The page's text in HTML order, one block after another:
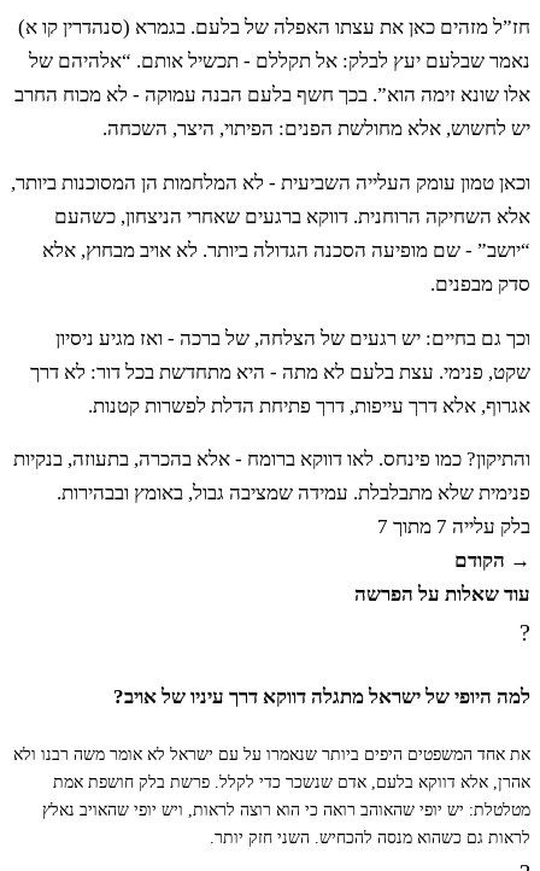
יט וְיֵרְדְּ מִיַּעֲקֹב וְהֶאֱבִיד שָׂרִיד מֵעִיר׃
כ וַיַּרְא אֶת עֲמָלֵק וַיִּשָּׂא מְשָׁלוֹ וַיֹּאמַר רֵאשִׁית
גּוֹיִם עֲמָלֵק וְאַחֲרִיתוֹ עֲדֵי אֹבֵד׃
כא וַיַּרְא אֶת הַקֵּינִי וַיִּשָּׂא מְשָׁלוֹ וַיֹּאמַר אֵיתָן
מוֹשָׁבֶךָ וְשִׂים בַּסֶּלַע קִנֶּךָ׃
כִּי אִם יִהְיֶה לְבָעֵר קָיִן עַד מָה אַשּׁוּר
תִּשְׁבֶּךָּ׃
כג וַיִּשָּׂא מְשָׁלוֹ וַיֹּאמַר אוֹי מִי יִחְיֶה מִשֻּׂמוֹ אֵל׃
וְצִים מִיַּד כִּתִּים וְעִנּוּ אַשּׁוּר וְעִנּוּ עֵבֶר וְגַם
הוּא עֲדֵי אֹבֵד׃
כה וַיָּקָם בִּלְעָם וַיֵּלֶךְ וַיָּשָׁב לִמְקֹמוֹ וְגַם בָּלָק
חז”ל מזהים כאן את עצתו האפלה של בלעם. בגמרא (סנהדרין קו א)
נאמר שבלעם יעץ לבלק: אל תקללם - תכשיל אותם. “אלהיהם של
אלו שונא זימה הוא”. בכך חשף בלעם הבנה עמוקה - לא מכוח החרב
יש לחשוש, אלא מחולשת הפנים: הפיתוי, היצר, השכחה.
וכאן טמון עומק העלייה השביעית - לא המלחמות הן המסוכנות ביותר,
אלא השחיקה הרוחנית. דווקא ברגעים שאחרי הניצחון, כשהעם
“יושב” - שם מופיעה הסכנה הגדולה ביותר. לא אויב מבחוץ, אלא
סדק מבפנים.
וכך גם בחיים: יש רגעים של הצלחה, של ברכה - ואז מגיע ניסיון
שקט, פנימי. עצת בלעם לא מתה - היא מתחדשת בכל דור: לא דרך
אגרוף, אלא דרך עייפות, דרך פתיחת הדלת לפשרות קטנות.
והתיקון? כמו פינחס. לאו דווקא ברומח - אלא בהכרה, בתעוזה, בנקיות
פנימית שלא מתבלבלת. עמידה שמציבה גבול, באומץ ובבהירות.
בלק עלייה 7 מתוך 7
→ הקודם
עוד שאלות על הפרשה
?
למה היופי של ישראל מתגלה דווקא דרך עיניו של אויב?
את אחד המשפטים היפים ביותר שנאמרו על עם ישראל לא אומר משה רבנו ולא
אהרן, אלא דווקא בלעם, אדם שנשכר כדי לקלל. פרשת בלק חושפת אמת
מטלטלת: יש יופי שהאוהב רואה כי הוא רוצה לראות, ויש יופי שהאויב נאלץ
לראות גם כשהוא מנסה להכחיש. השני חזק יותר.